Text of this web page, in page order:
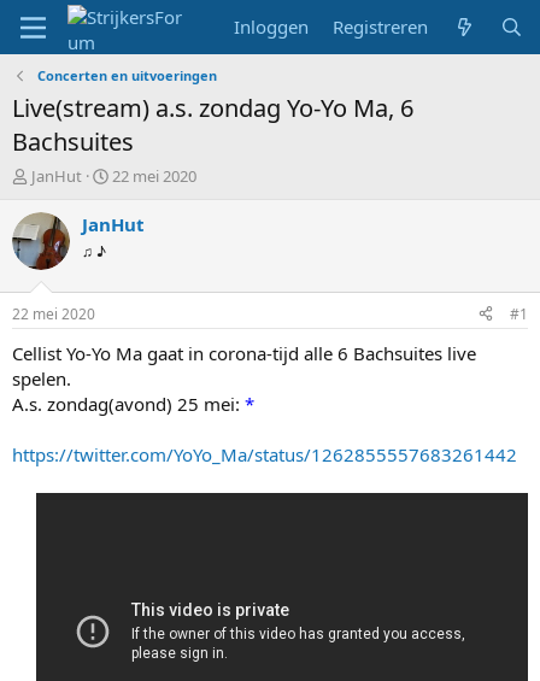
Inloggen Registreren
Concerten en uitvoeringen
Live(stream) a.s. zondag Yo-Yo Ma, 6
Bachsuites
T
p
i
c
s
a
r
e
r
JanHut
S
a
t
u
22 mei 2020
JanHut
♫ ♪
22 mei 2020 #1
Cellist Yo-Yo Ma gaat in corona-tijd alle 6 Bachsuites live
spelen.
A.s. zondag(avond) 25 mei: *
https://twitter.com/YoYo_Ma/status/1262855557683261442